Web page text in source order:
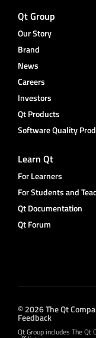
Qt Group
Our Story
Brand
News
Careers
Investors
Qt Products
Software Quality
Learn Qt
For Learners
For Students and
Qt Documentation
Qt Forum
© 2026 The Qt
Feedback
Qt Group includes The